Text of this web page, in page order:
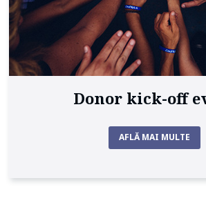
Donor kick-off
AFLĂ MAI MULTE